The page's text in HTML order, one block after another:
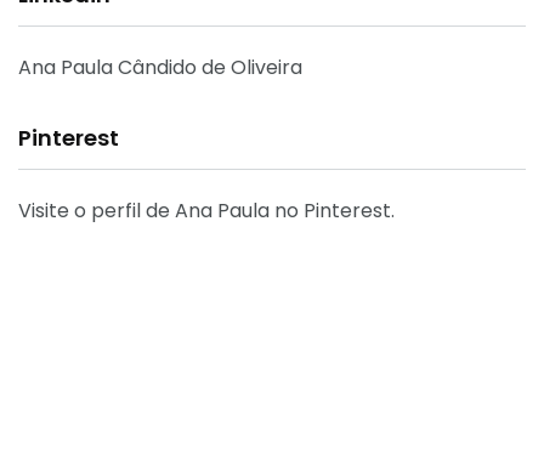
Ana Paula Cândido de Oliveira
Pinterest
Visite o perfil de Ana Paula no Pinterest.